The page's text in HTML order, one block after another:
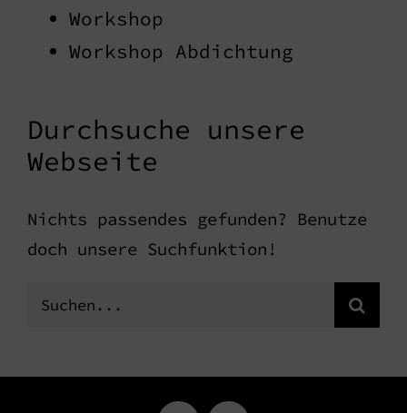
Workshop
Workshop Abdichtung
Durchsuche unsere
Webseite
Nichts passendes gefunden? Benutze
doch unsere Suchfunktion!
Suche